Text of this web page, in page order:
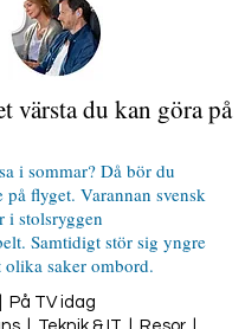
På TV idag
värsta du kan göra på
i sommar? Då bör du
flyget. Varannan svensk
i stolsryggen
Samtidigt stör sig yngre
saker ombord.